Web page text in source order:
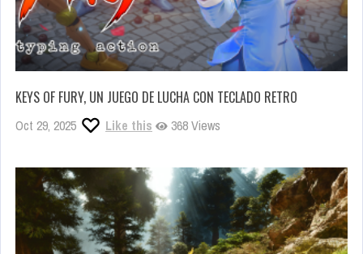
KEYS OF FURY, UN JUEGO DE LUCHA CON TECLADO RETRO
Oct 29, 2025 Like this 368 Views